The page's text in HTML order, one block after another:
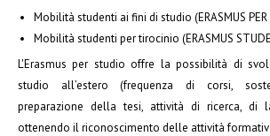
Mobilità studenti ai fini di studio (ERASMUS PER
Mobilità studenti per tirocinio (ERASMUS
L'Erasmus per studio offre la possibilità di
studio all’estero (frequenza di corsi,
preparazione della tesi, attività di ricerca, di
ottenendo il riconoscimento delle attività